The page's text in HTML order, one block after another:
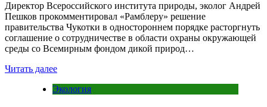
Директор Всероссийского института природы, эколог Андрей
Пешков прокомментировал «Рамблеру» решение
правительства Чукотки в одностороннем порядке расторгнуть
соглашение о сотрудничестве в области охраны окружающей
среды со Всемирным фондом дикой природ…
Читать далее
Экология